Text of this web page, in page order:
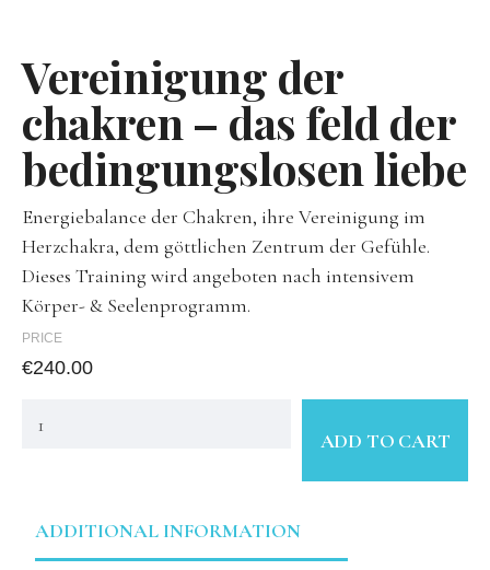
Vereinigung der
chakren – das feld der
bedingungslosen liebe
Energiebalance der Chakren, ihre Vereinigung im
Herzchakra, dem göttlichen Zentrum der Gefühle.
Dieses Training wird angeboten nach intensivem
Körper- & Seelenprogramm.
PRICE
€240.00
ADD TO CART
ADDITIONAL INFORMATION